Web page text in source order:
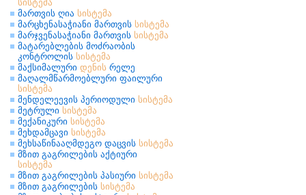
სისტემა
მართვის ღია სისტემა
მარცხენასაჭიანი მართვის სისტემა
მარჯვენასაჭიანი მართვის სისტემა
მატარებლების მოძრაობის
კონტროლის სისტემა
მაქსიმალური დენის რელე
მაღალმწარმოებლური ფაილური
სისტემა
მენდელეევის პერიოდული სისტემა
მეტრული სისტემა
მექანიკური სისტემა
მეხდამცავი სისტემა
მეხსაწინააღმდეგო დაცვის სისტემა
მზით გაგრილების აქტიური
სისტემა
მზით გაგრილების პასიური სისტემა
მზით გაგრილების სისტემა